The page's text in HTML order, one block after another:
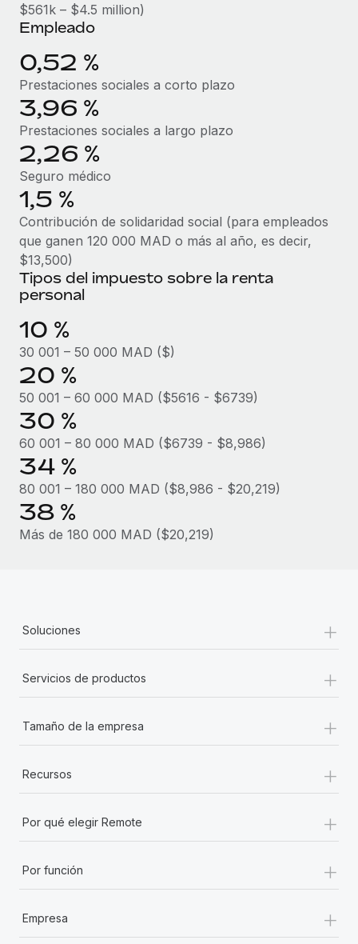
Reubica a los empleados con facilidad.
Gestiona las prestaciones de los empleados sin
complicaciones.
La misión de Remote sigue siendo ayudar a empresas de
todos los tamaños a contratar, gestionar y...
Más información
Pento se convierte en un empleador equitativo
con Remote
Gestionar las nóminas internamente es complicado. Tardas
semanas en hacerlo manualmente y, al mes...
Más información
$561k – $4.5 million)
Empleado
0,52 %
Prestaciones sociales a corto plazo
3,96 %
Prestaciones sociales a largo plazo
2,26 %
Seguro médico
1,5 %
Contribución de solidaridad social (para empleados
que ganen 120 000 MAD o más al año, es decir,
$13,500)
Tipos del impuesto sobre la renta
personal
10 %
30 001 – 50 000 MAD ($)
20 %
50 001 – 60 000 MAD ($5616 - $6739)
30 %
60 001 – 80 000 MAD ($6739 - $8,986)
34 %
80 001 – 180 000 MAD ($8,986 - $20,219)
38 %
Más de 180 000 MAD ($20,219)
Soluciones +
Servicios de productos +
Tamaño de la empresa +
Recursos +
Por qué elegir Remote +
Por función +
Empresa +